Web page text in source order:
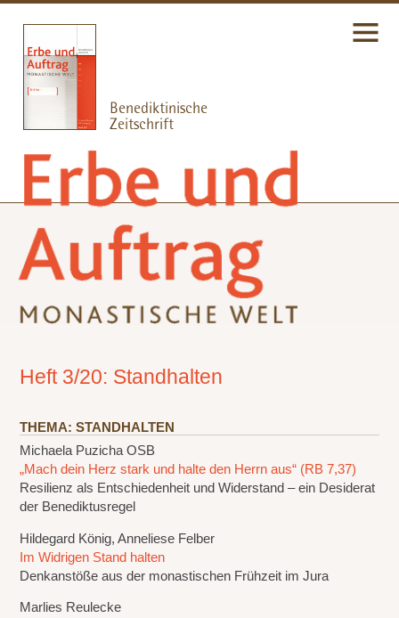
Heft 3/20: Standhalten
THEMA: STANDHALTEN
Michaela Puzicha OSB
„Mach dein Herz stark und halte den Herrn aus“ (RB 7,37)
Resilienz als Entschiedenheit und Widerstand – ein Desiderat
der Benediktusregel
Hildegard König, Anneliese Felber
Im Widrigen Stand halten
Denkanstöße aus der monastischen Frühzeit im Jura
Marlies Reulecke